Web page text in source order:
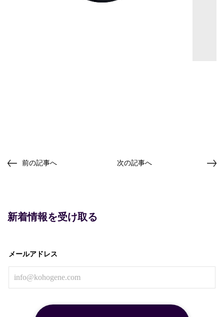
前の記事へ 次の記事へ
新着情報を受け取る
メールアドレス